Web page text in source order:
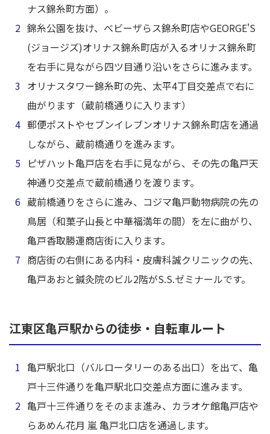
ナス錦糸町方面）。
錦糸公園を抜け、べビーザらス錦糸町店やGEORGE'S
(ジョージズ)オリナス錦糸町店が入るオリナス錦糸町
を右手に見ながら四ツ目通り沿いをさらに進みます。
オリナスタワー錦糸町の先、太平4丁目交差点で右に
曲がります（蔵前橋通りに入ります）
郵便ポストやセブンイレブンオリナス錦糸町店を通過
しながら、蔵前橋通りを進みます。
ピザハット亀戸店を右手に見ながら、その先の亀戸天
神通り交差点で蔵前橋通りを渡ります。
蔵前橋通りをさらに進み、コジマ亀戸動物病院の先の
鳥居（和菓子山長と中華福満年の間）を左に曲がり、
亀戸香取勝運商店街に入ります。
商店街の右側にある内科・皮膚科誠クリニックの先、
亀戸あおと鍼灸院のビル2階がS.S.ゼミナールです。
江東区亀戸駅からの徒歩・自転車ルート
亀戸駅北口（バルロータリーのある出口）を出て、亀
戸十三件通りを亀戸駅北口交差点方面に進みます。
亀戸十三件通りをそのまま進み、カラオケ館亀戸店や
らあめん花月 嵐 亀戸北口店を通過します。